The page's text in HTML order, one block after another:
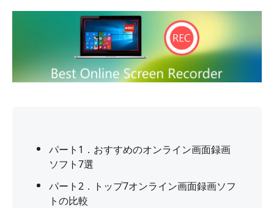
パート1．おすすめのオンライン画面録画
ソフト7選
パート2．トップ7オンライン画面録画ソフ
トの比較